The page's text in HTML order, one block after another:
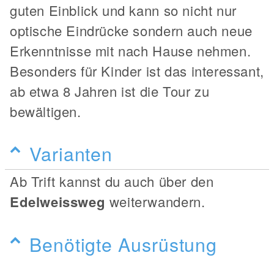
guten Einblick und kann so nicht nur
optische Eindrücke sondern auch neue
Erkenntnisse mit nach Hause nehmen.
Besonders für Kinder ist das interessant,
ab etwa 8 Jahren ist die Tour zu
bewältigen.
Varianten
Ab Trift kannst du auch über den
Edelweissweg weiterwandern.
Benötigte Ausrüstung